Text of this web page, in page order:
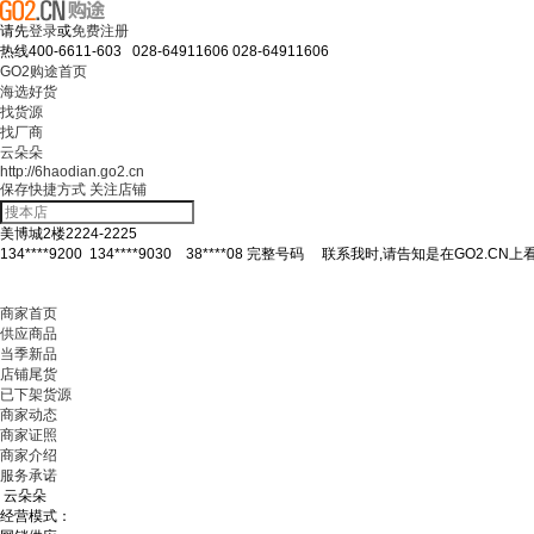
请先登录或免费注册
热线400-6611-603 028-64911606 028-64911606
GO2购途首页
海选好货
找货源
找厂商
云朵朵
http://6haodian.go2.cn
保存快捷方式 关注店铺
美博城2楼2224-2225
134****9200 134****9030 38****08 完整号码 联系我时,请告知是在GO2.CN上
商家首页
供应商品
当季新品
店铺尾货
已下架货源
商家动态
商家证照
商家介绍
服务承诺
云朵朵
经营模式：